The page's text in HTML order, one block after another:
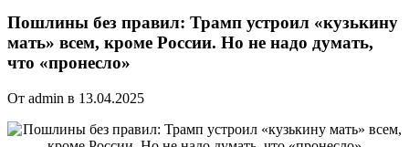
Пошлины без правил: Трамп устроил «кузькину
мать» всем, кроме России. Но не надо думать,
что «пронесло»
От admin в 13.04.2025